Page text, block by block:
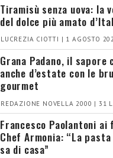
Tiramisù senza uova: la
del dolce più amato
LUCREZIA CIOTTI | 1 AGOSTO
Grana Padano, il sapore
anche d’estate con le
gourmet
REDAZIONE NOVELLA 2000 | 31
Francesco Paolantoni
Chef Armonia: “La
sa di casa”